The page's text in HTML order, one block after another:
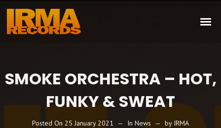
SMOKE ORCHESTRA – HOT,
FUNKY & SWEAT
Posted On 25 January 2021 In News by IRMA